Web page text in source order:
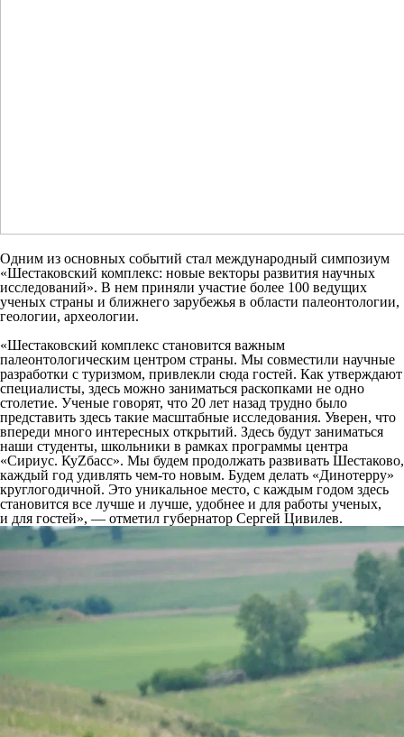
Одним из основных событий стал международный симпозиум
«Шестаковский комплекс: новые векторы развития научных
исследований». В нем приняли участие более 100 ведущих
ученых страны и ближнего зарубежья в области палеонтологии,
геологии, археологии.
«Шестаковский комплекс становится важным
палеонтологическим центром страны. Мы совместили научные
разработки с туризмом, привлекли сюда гостей. Как утверждают
специалисты, здесь можно заниматься раскопками не одно
столетие. Ученые говорят, что 20 лет назад трудно было
представить здесь такие масштабные исследования. Уверен, что
впереди много интересных открытий. Здесь будут заниматься
наши студенты, школьники в рамках программы центра
«Сириус. КуZбасс». Мы будем продолжать развивать Шестаково,
каждый год удивлять чем-то новым. Будем делать «Динотерру»
круглогодичной. Это уникальное место, с каждым годом здесь
становится все лучше и лучше, удобнее и для работы ученых,
и для гостей», — отметил губернатор Сергей Цивилев.